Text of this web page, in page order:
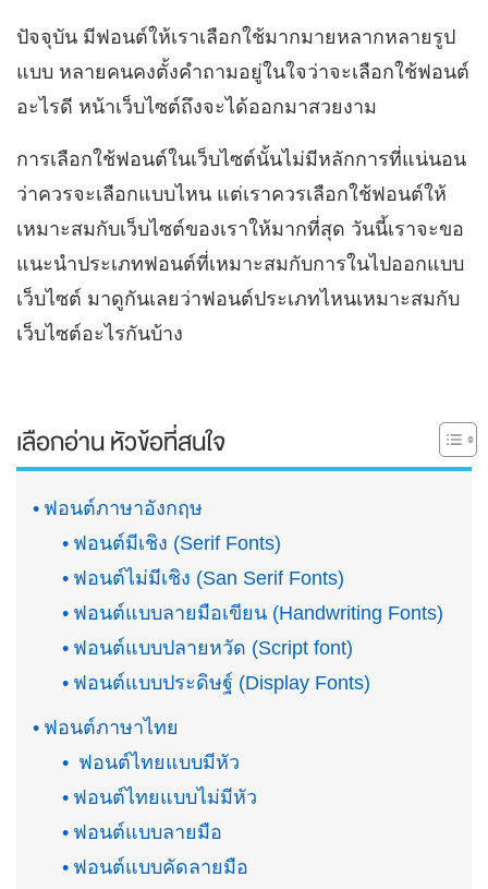
ปัจจุบัน มีฟอนต์ให้เราเลือกใช้มากมายหลากหลายรูป
แบบ หลายคนคงตั้งคำถามอยู่ในใจว่าจะเลือกใช้ฟอนต์
อะไรดี หน้าเว็บไซต์ถึงจะได้ออกมาสวยงาม
การเลือกใช้ฟอนต์ในเว็บไซต์นั้นไม่มีหลักการที่แน่นอน
ว่าควรจะเลือกแบบไหน แต่เราควรเลือกใช้ฟอนต์ให้
เหมาะสมกับเว็บไซต์ของเราให้มากที่สุด วันนี้เราจะขอ
แนะนำประเภทฟอนต์ที่เหมาะสมกับการในไปออกแบบ
เว็บไซต์ มาดูกันเลยว่าฟอนต์ประเภทไหนเหมาะสมกับ
เว็บไซต์อะไรกันบ้าง
เลือกอ่าน หัวข้อที่สนใจ
ฟอนต์ภาษาอังกฤษ
ฟอนต์มีเชิง (Serif Fonts)
ฟอนต์ไม่มีเชิง (San Serif Fonts)
ฟอนต์แบบลายมือเขียน (Handwriting Fonts)
ฟอนต์แบบปลายหวัด (Script font)
ฟอนต์แบบประดิษฐ์ (Display Fonts)
ฟอนต์ภาษาไทย
ฟอนต์ไทยแบบมีหัว
ฟอนต์ไทยแบบไม่มีหัว
ฟอนต์แบบลายมือ
ฟอนต์แบบคัดลายมือ